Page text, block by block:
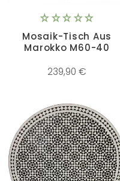
Mosaik-Tisch Aus
Marokko M60-40
239,90 €